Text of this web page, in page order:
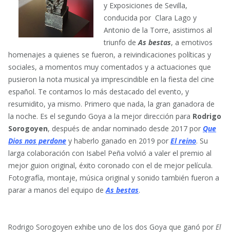
y Exposiciones de Sevilla,
conducida por Clara Lago y
Antonio de la Torre, asistimos al
triunfo deAs bestas, a emotivos
homenajes a quienes se fueron, a reivindicaciones políticas y
sociales, a momentos muy comentados y a actuaciones que
pusieron la nota musical ya imprescindible en la fiesta del cine
español. Te contamos lo más destacado del evento, y
resumidito, ya mismo. Primero que nada, la gran ganadora de
la noche. Es el segundo Goya a la mejor dirección para Rodrigo
Sorogoyen, después de andar nominado desde 2017 por Que
Dios nos perdone y haberlo ganado en 2019 por El reino. Su
larga colaboración con Isabel Peña volvió a valer el premio al
mejor guion original, éxito coronado con el de mejor película.
Fotografía, montaje, música original y sonido también fueron a
parar a manos del equipo deAs bestas.
Rodrigo Sorogoyen exhibe uno de los dos Goya que ganó por El